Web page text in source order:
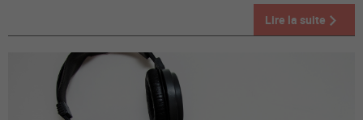
Lire la suite